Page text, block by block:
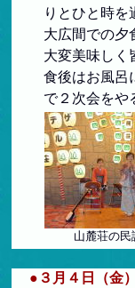
りとひと時を
大広間での夕
大変美味しく
食後はお風呂
で２次会をや
山麓荘の民
●３月４日（金）